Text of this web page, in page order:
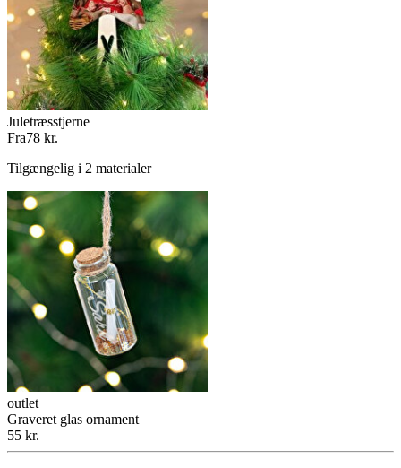
Juletræsstjerne
Fra78 kr.
Tilgængelig i 2 materialer
outlet
Graveret glas ornament
55 kr.